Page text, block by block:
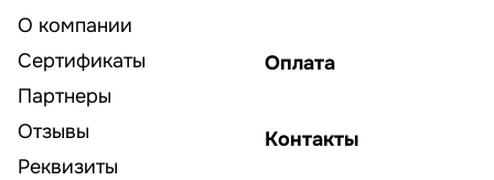
О компании
Сертификаты
Партнеры
Отзывы
Реквизиты
Оплата
Контакты